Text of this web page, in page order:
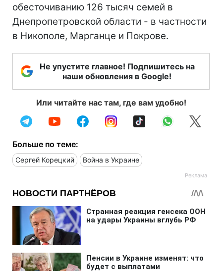
обесточиванию 126 тысяч семей в
Днепропетровской области - в частности
в Никополе, Марганце и Покрове.
Не упустите главное! Подпишитесь на
наши обновления в Google!
Или читайте нас там, где вам удобно!
Больше по теме:
Сергей Корецкий Война в Украине